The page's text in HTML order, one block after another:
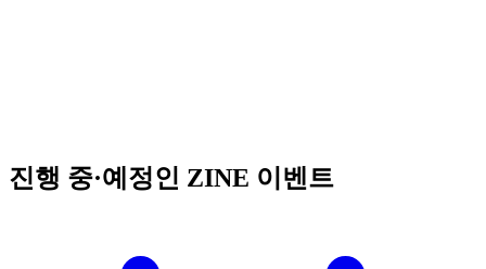
진행 중·예정인 ZINE 이벤트